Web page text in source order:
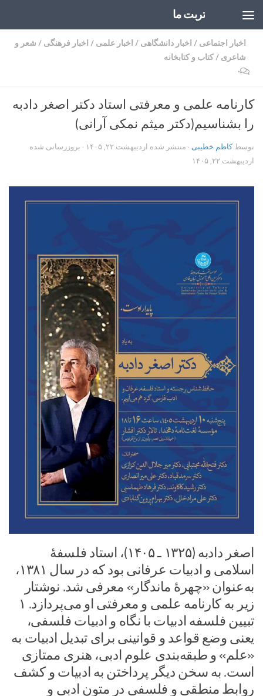
تربت ما
اخبار اجتماعی / اخبار دانشگاهی / اخبار علمی / اخبار فرهنگی / شعر و
شاعری /کتاب و کتابخانه
۰
کارنامه علمی و معرفتی استاد دکتر اصغر دادبه
را بشناسیم(دکتر میثم نمکی آرانی)
توسطکاظم خطیبی · منتشر شده اردیبهشت ۲۲, ۱۴۰۵
· بروزرسانی شده
اردیبهشت ۲۲, ۱۴۰۵
اصغر دادبه (۱۳۲۵ ـ ۱۴۰۵)، استاد فلسفهٔ
اسلامی و ادبیات عرفانی بود که در سال ۱۳۸۱،
به‌عنوان «چهرهٔ ماندگار» معرفی شد. نوشتار
زیر به کارنامه علمی و معرفتی او می پردازد. ۱
تبیین فلسفه ادبیات با نگاه و ادبیات فلسفی،
یعنی وضع قواعد و قوانینی برای تبدیل ادبیات به
«علم» و طبقه‌بندی علوم ادبی، هنری ممتازی
است. به سخن دیگر پرداختن به ادبیات و کشف
روابط منطقی و فلسفی در متون ادبی و